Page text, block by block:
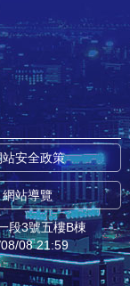
站安全政策
網站導覽
段3號五樓B棟
08 21:59